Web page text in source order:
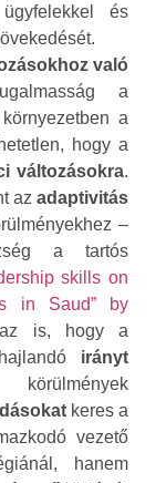
és
való
a
a
hogy a
változásokra.
az adaptivitás
–
a tartós
skills on
in Saud” by
is, hogy a
irányt
keres a
vezető
hanem